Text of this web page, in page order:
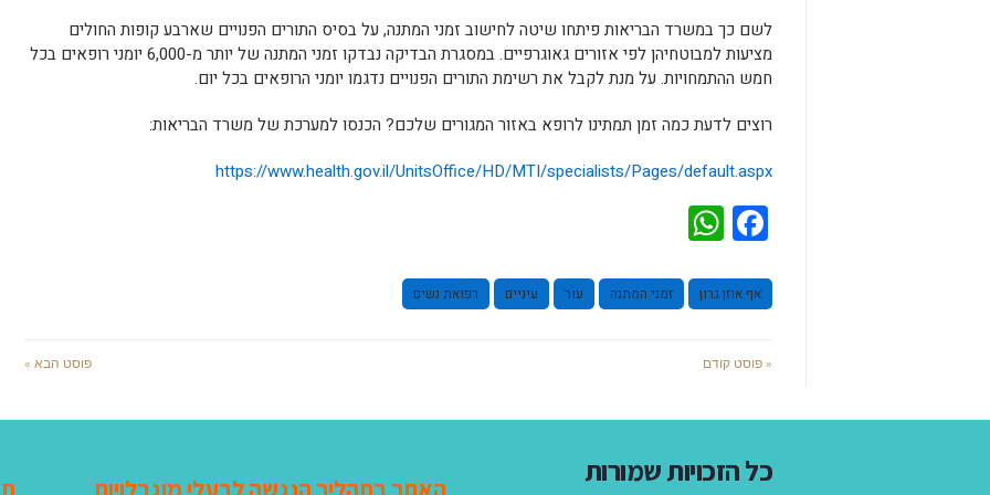
לשם כך במשרד הבריאות פיתחו שיטה לחישוב זמני המתנה, על בסיס התורים הפנויים שארבע קופות החולים
מציעות למבוטחיהן לפי אזורים גאוגרפיים. במסגרת הבדיקה נבדקו זמני המתנה של יותר מ-6,000 יומני רופאים בכל
חמש ההתמחויות. על מנת לקבל את רשימת התורים הפנויים נדגמו יומני הרופאים בכל יום.
רוצים לדעת כמה זמן תמתינו לרופא באזור המגורים שלכם? הכנסו למערכת של משרד הבריאות:
https://www.health.gov.il/UnitsOffice/HD/MTI/specialists/Pages/default.aspx
Facebook
אף אוזן גרון זמני המתנה עור עיניים רפואת נשים
« פוסט קודם פוסט הבא »
כל הזכויות שמורות